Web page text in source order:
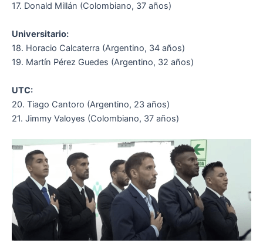
17. Donald Millán (Colombiano, 37 años)
Universitario:
18. Horacio Calcaterra (Argentino, 34 años)
19. Martín Pérez Guedes (Argentino, 32 años)
UTC:
20. Tiago Cantoro (Argentino, 23 años)
21. Jimmy Valoyes (Colombiano, 37 años)